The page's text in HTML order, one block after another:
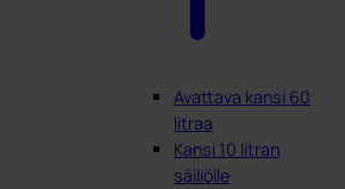
Avattava kansi 60
litraa
Kansi 10 litran
säiliölle